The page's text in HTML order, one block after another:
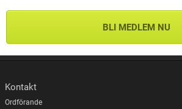
BLI MEDLEM NU
Kontakt
Ordförande